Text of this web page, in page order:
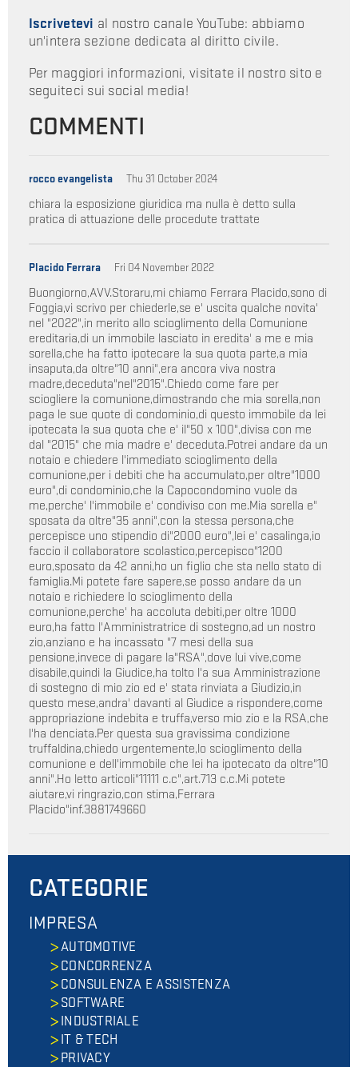
Iscrivetevi al nostro canale YouTube: abbiamo
un'intera sezione dedicata al diritto civile.
Per maggiori informazioni, visitate il nostro sito e
seguiteci sui social media!
COMMENTI
rocco evangelista Thu 31 October 2024
chiara la esposizione giuridica ma nulla è detto sulla
pratica di attuazione delle procedute trattate
Placido Ferrara Fri 04 November 2022
Buongiorno,AVV.Storaru,mi chiamo Ferrara Placido,sono di
Foggia,vi scrivo per chiederle,se e' uscita qualche novita'
nel "2022",in merito allo scioglimento della Comunione
ereditaria,di un immobile lasciato in eredita' a me e mia
sorella,che ha fatto ipotecare la sua quota parte,a mia
insaputa,da oltre"10 anni",era ancora viva nostra
madre,deceduta"nel"2015".Chiedo come fare per
sciogliere la comunione,dimostrando che mia sorella,non
paga le sue quote di condominio,di questo immobile da lei
ipotecata la sua quota che e' il"50 x 100",divisa con me
dal "2015" che mia madre e' deceduta.Potrei andare da un
notaio e chiedere l'immediato scioglimento della
comunione,per i debiti che ha accumulato,per oltre"1000
euro",di condominio,che la Capocondomino vuole da
me,perche' l'immobile e' condiviso con me.Mia sorella e"
sposata da oltre"35 anni",con la stessa persona,che
percepisce uno stipendio di"2000 euro",lei e' casalinga,io
faccio il collaboratore scolastico,percepisco"1200
euro,sposato da 42 anni,ho un figlio che sta nello stato di
famiglia.Mi potete fare sapere,se posso andare da un
notaio e richiedere lo scioglimento della
comunione,perche' ha accoluta debiti,per oltre 1000
euro,ha fatto l'Amministratrice di sostegno,ad un nostro
zio,anziano e ha incassato "7 mesi della sua
pensione,invece di pagare la"RSA",dove lui vive,come
disabile,quindi la Giudice,ha tolto l'a sua Amministrazione
di sostegno di mio zio ed e' stata rinviata a Giudizio,in
questo mese,andra' davanti al Giudice a rispondere,come
appropriazione indebita e truffa,verso mio zio e la RSA,che
l'ha denciata.Per questa sua gravissima condizione
truffaldina,chiedo urgentemente,lo scioglimento della
comunione e dell'immobile che lei ha ipotecato da oltre"10
anni".Ho letto articoli"11111 c.c",art.713 c.c.Mi potete
aiutare,vi ringrazio,con stima,Ferrara
Placido"inf.3881749660
CATEGORIE
IMPRESA
AUTOMOTIVE
CONCORRENZA
CONSULENZA E ASSISTENZA
SOFTWARE
INDUSTRIALE
IT & TECH
PRIVACY